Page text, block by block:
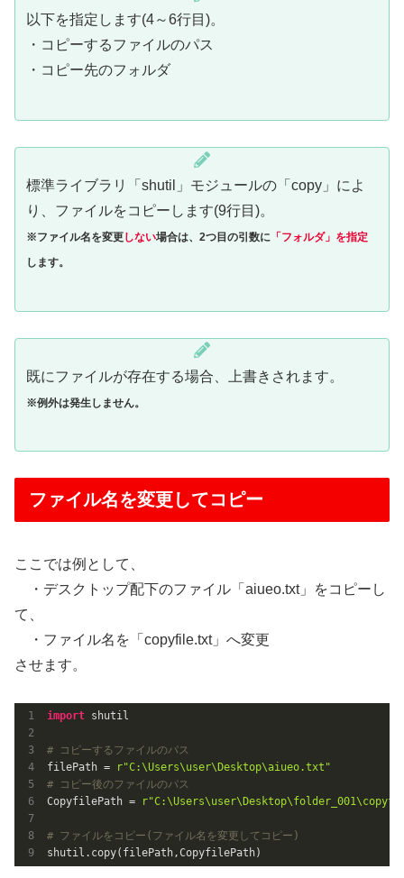
以下を指定します(4～6行目)。
・コピーするファイルのパス
・コピー先のフォルダ
標準ライブラリ「shutil」モジュールの「copy」によ
り、ファイルをコピーします(9行目)。
※ファイル名を変更しない場合は、2つ目の引数に 「フォルダ」を指定
します。
既にファイルが存在する場合、上書きされます。
※例外は発生しません。
ファイル名を変更してコピー
ここでは例として、
・デスクトップ配下のファイル「aiueo.txt」をコピーし
て、
・ファイル名を「copyfile.txt」へ変更
させます。
import shutil
# コピーするファイルのパス
filePath =
r"C:\Users\user\Desktop\aiueo.txt"
# コピー後のファイルのパス
CopyfilePath =
# ファイルをコピー(ファイル名を変更してコピー)
shutil.copy(filePath,CopyfilePath)